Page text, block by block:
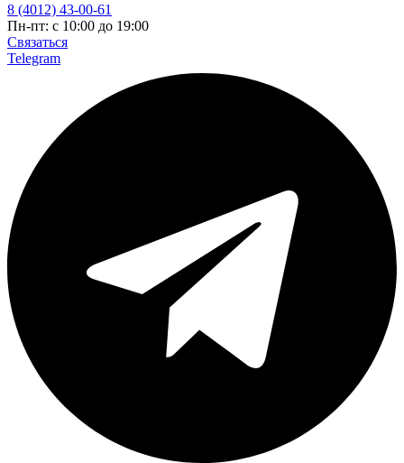
8 (4012) 43-00-61
Пн-пт: c 10:00 до 19:00
Связаться
Telegram